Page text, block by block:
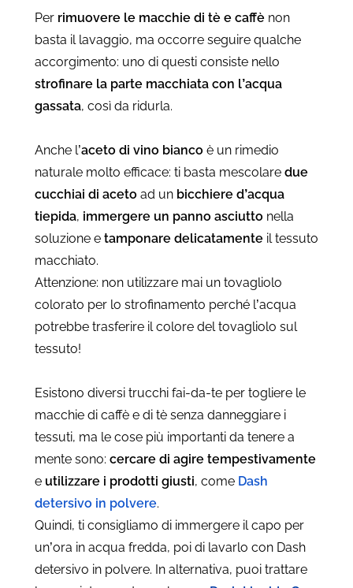
Per rimuovere le macchie di tè e caffè non
basta il lavaggio, ma occorre seguire qualche
accorgimento: uno di questi consiste nello
strofinare la parte macchiata con l’acqua
gassata, così da ridurla.
Anche l’aceto di vino bianco è un rimedio
naturale molto efficace: ti basta mescolare due
cucchiai di aceto ad un bicchiere d’acqua
tiepida, immergere un panno asciutto nella
soluzione e tamponare delicatamente il tessuto
macchiato.
Attenzione: non utilizzare mai un tovagliolo
colorato per lo strofinamento perché l’acqua
potrebbe trasferire il colore del tovagliolo sul
tessuto!
Esistono diversi trucchi fai-da-te per togliere le
macchie di caffè e di tè senza danneggiare i
tessuti, ma le cose più importanti da tenere a
mente sono: cercare di agire tempestivamente
e utilizzare i prodotti giusti, come Dash
detersivo in polvere.
Quindi, ti consigliamo di immergere il capo per
un’ora in acqua fredda, poi di lavarlo con Dash
detersivo in polvere. In alternativa, puoi trattare